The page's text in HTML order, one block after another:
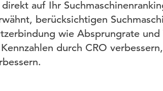
auf Ihr
berücksichtigen
wie Absprungrate
durch CRO